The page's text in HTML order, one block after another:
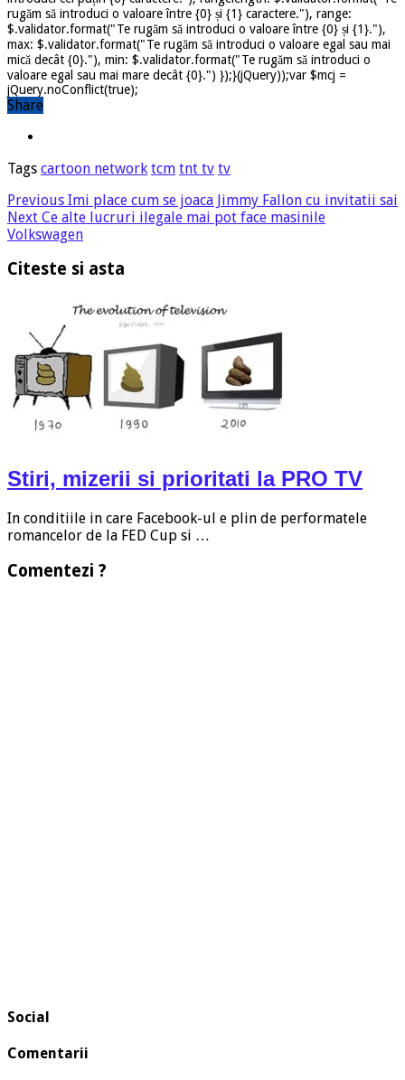
rugăm să introduci o valoare între {0} și {1} caractere."), range:
$.validator.format("Te rugăm să introduci o valoare între {0} și {1}."),
max: $.validator.format("Te rugăm să introduci o valoare egal sau mai
mică decât {0}."), min: $.validator.format("Te rugăm să introduci o
valoare egal sau mai mare decât {0}.") });}(jQuery));var $mcj =
jQuery.noConflict(true);
Share
Tags cartoon network tcm tnt tv tv
Previous Imi place cum se joaca Jimmy Fallon cu invitatii sai
Next Ce alte lucruri ilegale mai pot face masinile
Volkswagen
Citeste si asta
Stiri, mizerii si prioritati la PRO TV
In conditiile in care Facebook-ul e plin de performatele
romancelor de la FED Cup si …
Comentezi ?
Social
Comentarii